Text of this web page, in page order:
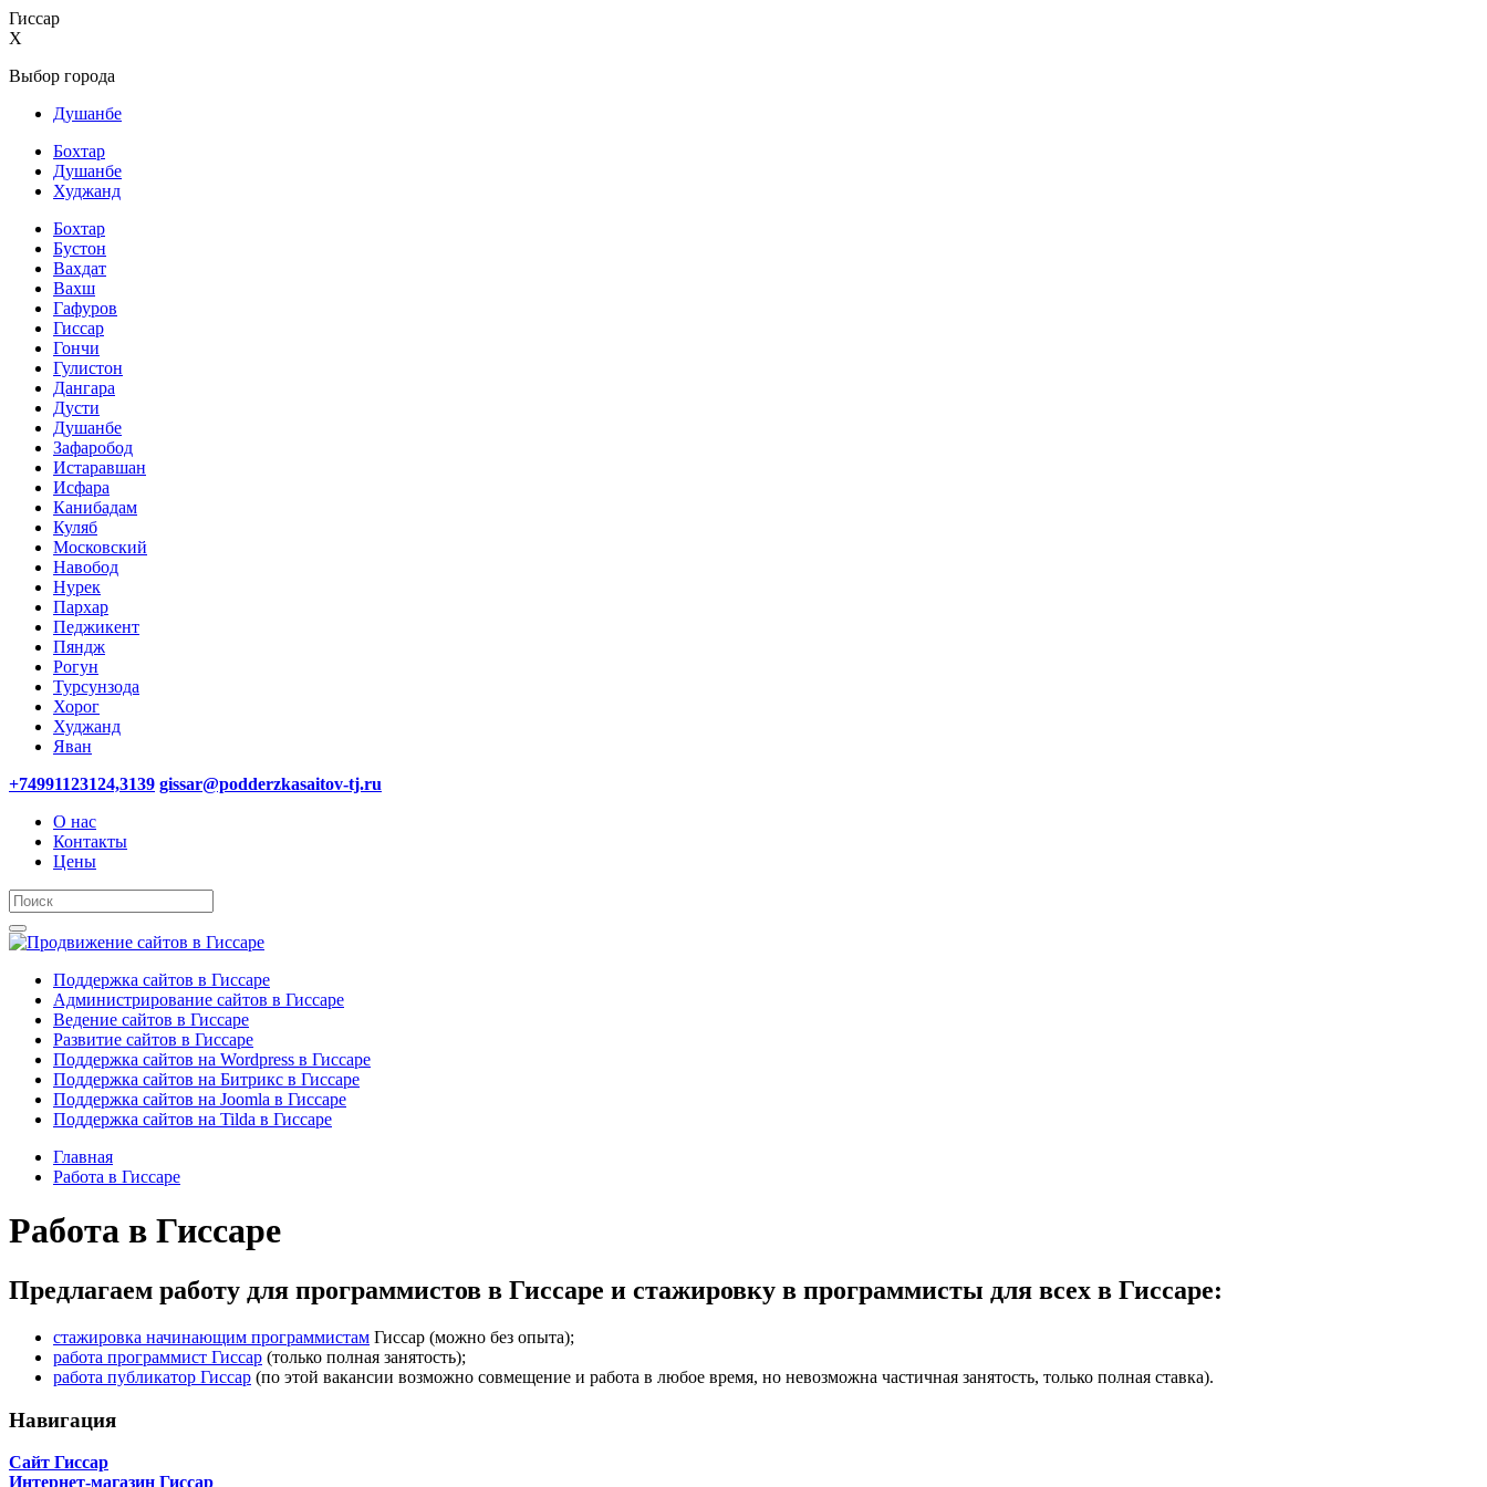
Гиссар
X
Выбор города
Душанбе
Бохтар
Душанбе
Худжанд
Бохтар
Бустон
Вахдат
Вахш
Гафуров
Гиссар
Гончи
Гулистон
Дангара
Дусти
Душанбе
Зафаробод
Истаравшан
Исфара
Канибадам
Куляб
Московский
Навобод
Нурек
Пархар
Педжикент
Пяндж
Рогун
Турсунзода
Хорог
Худжанд
Яван
+74991123124,3139 gissar@podderzkasaitov-tj.ru
О нас
Контакты
Цены
Поддержка сайтов в Гиссаре
Администрирование сайтов в Гиссаре
Ведение сайтов в Гиссаре
Развитие сайтов в Гиссаре
Поддержка сайтов на Wordpress в Гиссаре
Поддержка сайтов на Битрикс в Гиссаре
Поддержка сайтов на Joomla в Гиссаре
Поддержка сайтов на Tilda в Гиссаре
Главная
Работа в Гиссаре
Работа в Гиссаре
Предлагаем работу для программистов в Гиссаре и стажировку в программисты для всех в Гиссаре:
стажировка начинающим программистам Гиссар (можно без опыта);
работа программист Гиссар (только полная занятость);
работа публикатор Гиссар (по этой вакансии возможно совмещение и работа в любое время, но невозможна частичная занятость, только полная ставка).
Навигация
Сайт Гиссар
Интернет-магазин Гиссар